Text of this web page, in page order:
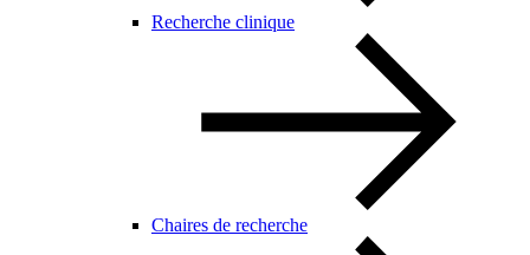
Recherche clinique
Chaires de recherche